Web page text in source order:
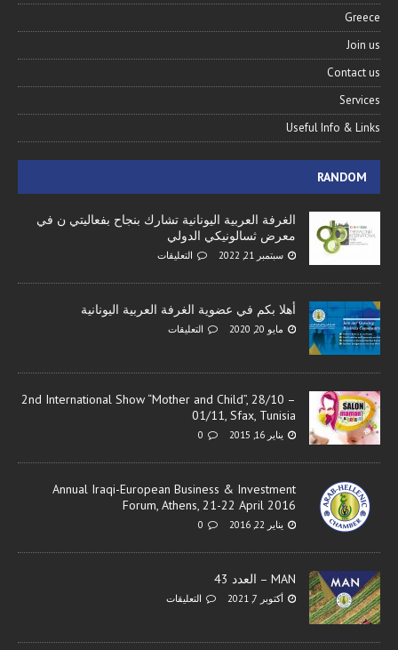
Greece
Join us
Contact us
Services
Useful Info & Links
RANDOM
الغرفة العربية اليونانية تشارك بنجاح بفعاليتي ن في
معرض ثسالونيكي الدولي
سبتمبر 21, 2022 التعليقات
أھلا بكم في عضویة الغرفة العربیة الیونانیة
مايو 20, 2020 التعليقات
2nd International Show “Mother and Child”, 28/10 –
01/11, Sfax, Tunisia
يناير 16, 2015 0
Annual Iraqi-European Business & Investment
Forum, Athens, 21-22 April 2016
يناير 22, 2016 0
MAN – العدد 43
أكتوبر 7, 2021 التعليقات